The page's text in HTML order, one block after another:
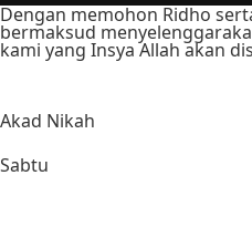
Dengan memohon Ridho
bermaksud
kami yang Insya Allah akan
Akad Nikah
Sabtu